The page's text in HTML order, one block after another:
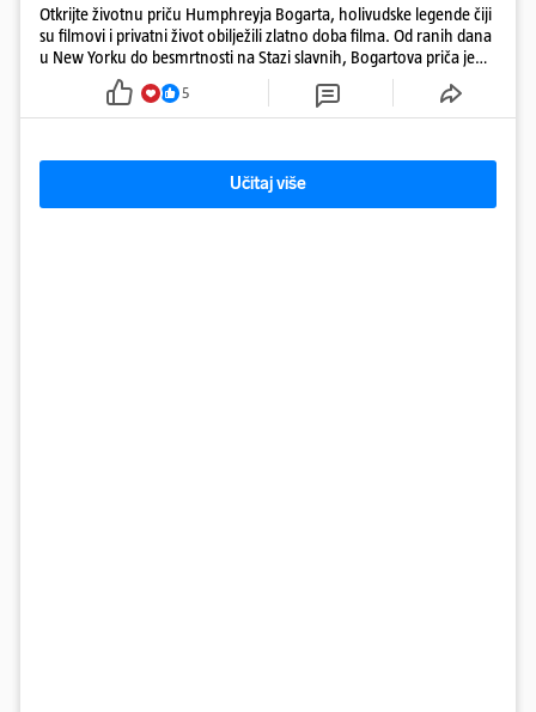
Otkrijte životnu priču Humphreyja Bogarta, holivudske legende čiji
su filmovi i privatni život obilježili zlatno doba filma. Od ranih dana
u New Yorku do besmrtnosti na Stazi slavnih, Bogartova priča je
saga o borbi, ljubavi, buntovništvu i umjetnosti.
5
Učitaj više